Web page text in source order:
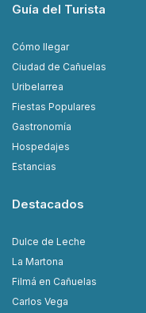
Guía del Turista
Cómo llegar
Ciudad de Cañuelas
Uribelarrea
Fiestas Populares
Gastronomía
Hospedajes
Estancias
Destacados
Dulce de Leche
La Martona
Filmá en Cañuelas
Carlos Vega